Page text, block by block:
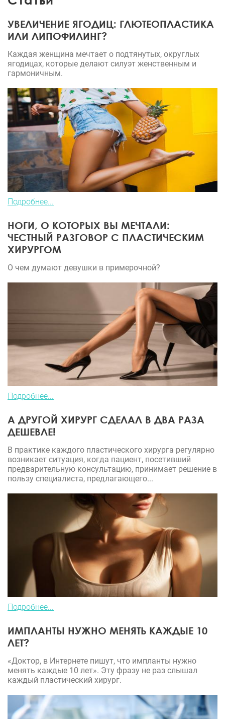
УВЕЛИЧЕНИЕ ЯГОДИЦ: ГЛЮТЕОПЛАСТИКА
ИЛИ ЛИПОФИЛИНГ?
Каждая женщина мечтает о подтянутых, округлых
ягодицах, которые делают силуэт женственным и
гармоничным.
Подробнее...
НОГИ, О КОТОРЫХ ВЫ МЕЧТАЛИ:
ЧЕСТНЫЙ РАЗГОВОР С ПЛАСТИЧЕСКИМ
ХИРУРГОМ
О чем думают девушки в примерочной?
Подробнее...
А ДРУГОЙ ХИРУРГ СДЕЛАЛ В ДВА РАЗА
ДЕШЕВЛЕ!
В практике каждого пластического хирурга регулярно
возникает ситуация, когда пациент, посетивший
предварительную консультацию, принимает решение в
пользу специалиста, предлагающего...
Подробнее...
ИМПЛАНТЫ НУЖНО МЕНЯТЬ КАЖДЫЕ 10
ЛЕТ?
«Доктор, в Интернете пишут, что импланты нужно
менять каждые 10 лет». Эту фразу не раз слышал
каждый пластический хирург.